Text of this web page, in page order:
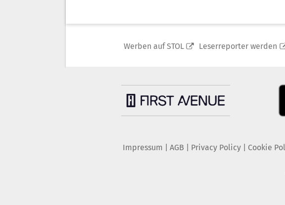
Werben auf STOL Leserreporter werden
Impressum AGB Privacy Policy| Cookie